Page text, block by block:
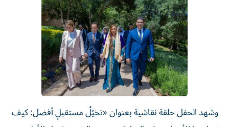
وشهد الحفل حلقة نقاشية بعنوان «تخيّلُ مستقبلٍ أفضل: كيف